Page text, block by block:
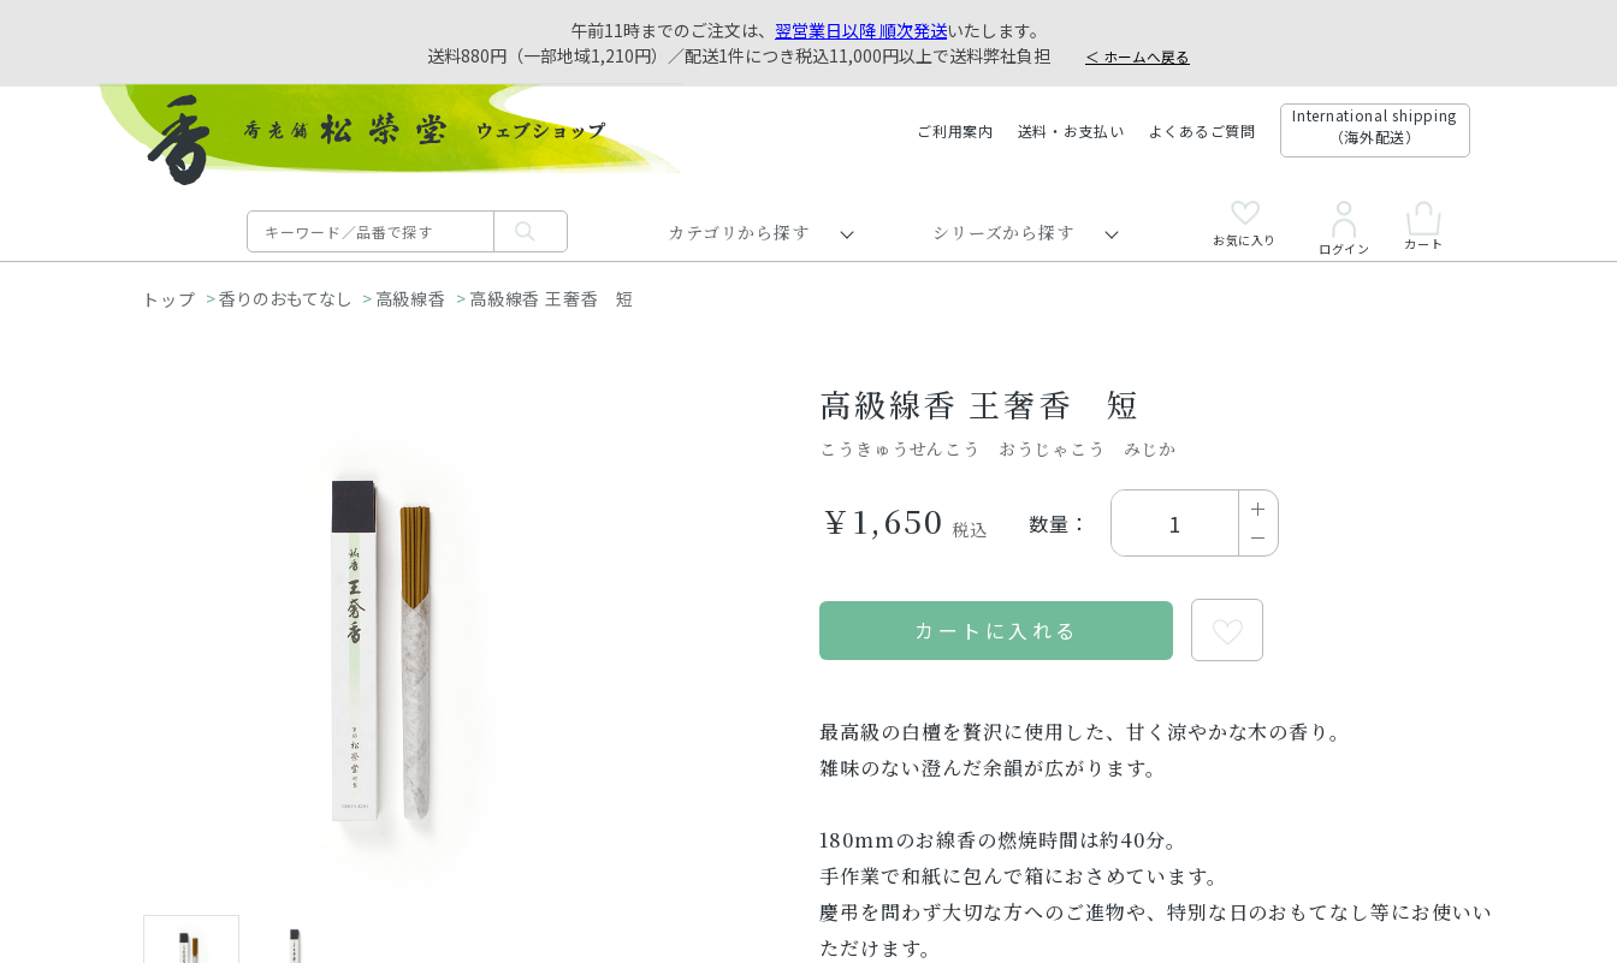
午前11時までのご注文は、 翌営業日以降 順次発送いたします。
送料880円（一部地域1,210円）／配送1件につき税込11,000円以上で送料弊社負担
＜ ホームへ戻る
ご利用案内 送料・お支払い よくあるご質問
International shipping
（海外配送）
カテゴリから探す シリーズから探す お気に入り ログイン カート
>香りのおもてなし > 高級線香 > 高級線香 王奢香 短
高級線香 王奢香 短
こうきゅうせんこう おうじゃこう みじか
￥1,650 数量：
カートに入れる
最高級の白檀を贅沢に使用した、甘く涼やかな木の香り。
雑味のない澄んだ余韻が広がります。
180mmのお線香の燃焼時間は約40分。
手作業で和紙に包んで箱におさめています。
慶弔を問わず大切な方へのご進物や、特別な日のおもてなし等にお使いい
ただけます。